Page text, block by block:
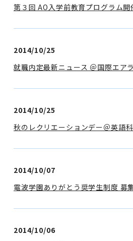
第３回 AO入学前教育プログラム開
2014/10/25
就職内定最新ニュース ＠国際エア
2014/10/25
秋のレクリエーションデー＠英語
2014/10/07
電波学園ありがとう奨学生制度 募
2014/10/06